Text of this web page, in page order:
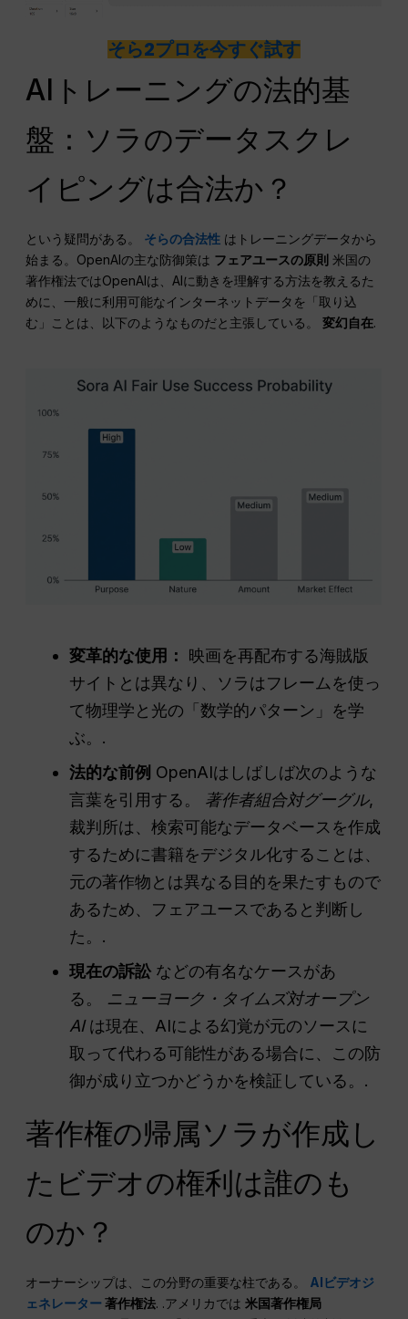
そら2プロを今すぐ試す
AIトレーニングの法的基
盤：ソラのデータスクレ
イピングは合法か？
という疑問がある。 そらの合法性 はトレーニングデータから
始まる。OpenAIの主な防御策は フェアユースの原則 米国の
著作権法ではOpenAIは、AIに動きを理解する方法を教えるた
めに、一般に利用可能なインターネットデータを「取り込
む」ことは、以下のようなものだと主張している。変幻自在.
変革的な使用：
映画を再配布する海賊版
サイトとは異なり、ソラはフレームを使っ
て物理学と光の「数学的パターン」を学
ぶ。.
法的な前例 OpenAIはしばしば次のような
言葉を引用する。 著作者組合対グーグル,
裁判所は、検索可能なデータベースを作成
するために書籍をデジタル化することは、
元の著作物とは異なる目的を果たすもので
あるため、フェアユースであると判断し
た。.
現在の訴訟 などの有名なケースがあ
る。 ニューヨーク・タイムズ対オープン
AIは現在、AIによる幻覚が元のソースに
取って代わる可能性がある場合に、この防
御が成り立つかどうかを検証している。.
著作権の帰属ソラが作成し
たビデオの権利は誰のも
のか？
オーナーシップは、この分野の重要な柱である。
AIビデオジ
ェネレーター著作権法. .アメリカでは米国著作権局